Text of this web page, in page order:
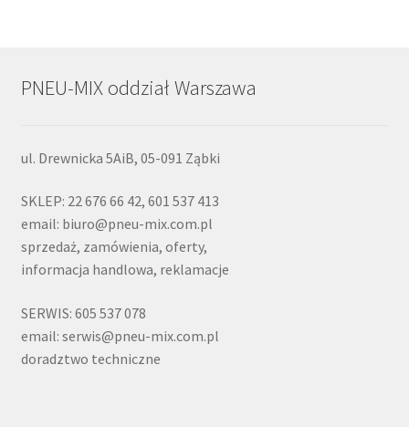
PNEU-MIX oddział Warszawa
ul. Drewnicka 5AiB, 05-091 Ząbki
SKLEP: 22 676 66 42, 601 537 413
email: biuro@pneu-mix.com.pl
sprzedaż, zamówienia, oferty,
informacja handlowa, reklamacje
SERWIS: 605 537 078
email: serwis@pneu-mix.com.pl
doradztwo techniczne